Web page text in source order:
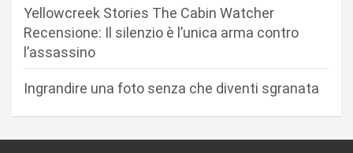
Yellowcreek Stories The Cabin Watcher
Recensione: Il silenzio è l’unica arma contro
l’assassino
Ingrandire una foto senza che diventi sgranata